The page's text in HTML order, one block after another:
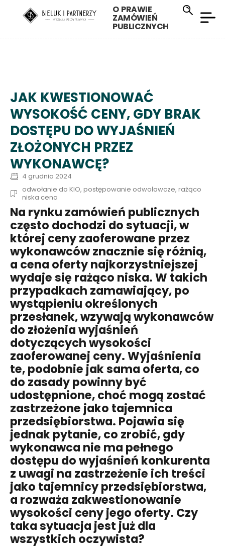
O PRAWIE
ZAMÓWIEŃ
PUBLICZNYCH
JAK KWESTIONOWAĆ
WYSOKOŚĆ CENY, GDY BRAK
DOSTĘPU DO WYJAŚNIEŃ
ZŁOŻONYCH PRZEZ
WYKONAWCĘ?
4 grudnia 2024
odwołanie do KIO, postępowanie odwoławcze, rażąco
niska cena
Na rynku zamówień publicznych
często dochodzi do sytuacji, w
której ceny zaoferowane przez
wykonawców znacznie się różnią,
a cena oferty najkorzystniejszej
wydaje się rażąco niska. W takich
przypadkach zamawiający, po
wystąpieniu określonych
przesłanek, wzywają wykonawców
do złożenia wyjaśnień
dotyczących wysokości
zaoferowanej ceny. Wyjaśnienia
te, podobnie jak sama oferta, co
do zasady powinny być
udostępnione, choć mogą zostać
zastrzeżone jako tajemnica
przedsiębiorstwa. Pojawia się
jednak pytanie, co zrobić, gdy
wykonawca nie ma pełnego
dostępu do wyjaśnień konkurenta
z uwagi na zastrzeżenie ich treści
jako tajemnicy przedsiębiorstwa,
a rozważa zakwestionowanie
wysokości ceny jego oferty. Czy
taka sytuacja jest już dla
wszystkich oczywista?